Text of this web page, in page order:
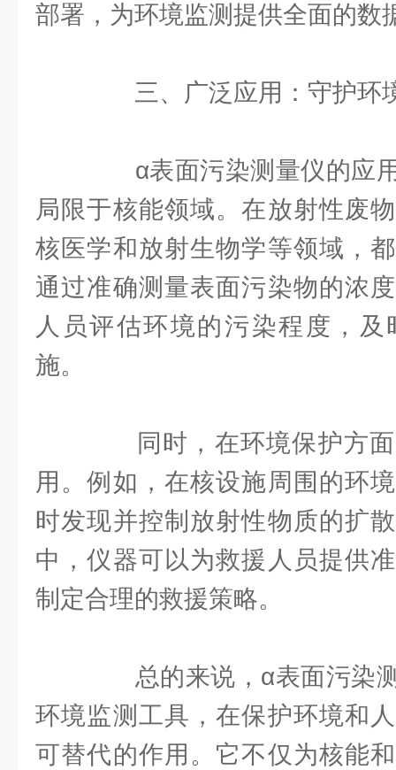
部署，为环境监测提供全面的数
三、广泛应用：守护环
α表面污染测量仪的应用
局限于核能领域。在放射性废
核医学和放射生物学等领域，
通过准确测量表面污染物的浓
人员评估环境的污染程度，
施。
同时，在环境保护方面
用。例如，在核设施周围的环
时发现并控制放射性物质的扩
中，仪器可以为救援人员提供
制定合理的救援策略。
总的来说，α表面污染测
环境监测工具，在保护环境和
可替代的作用。它不仅为核能